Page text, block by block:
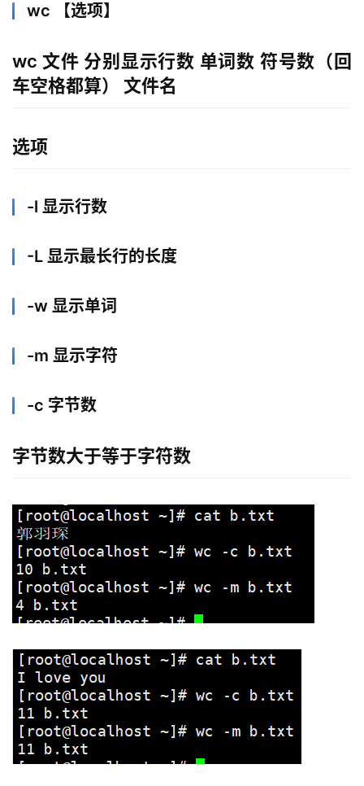
wc 【选项】
wc 文件 分别显示行数 单词数 符号数（回
车空格都算） 文件名
选项
-l 显示行数
-L 显示最长行的长度
-w 显示单词
-m 显示字符
-c 字节数
字节数大于等于字符数